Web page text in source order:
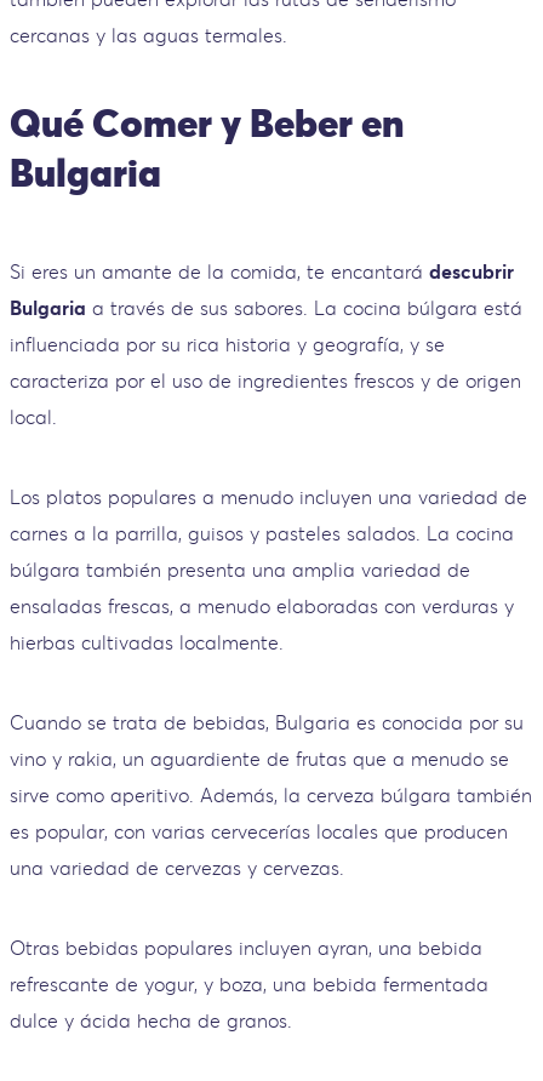
cercanas y las aguas termales.
Qué Comer y Beber en
Bulgaria
Si eres un amante de la comida, te encantará descubrir
Bulgaria a través de sus sabores. La cocina búlgara está
influenciada por su rica historia y geografía, y se
caracteriza por el uso de ingredientes frescos y de origen
local.
Los platos populares a menudo incluyen una variedad de
carnes a la parrilla, guisos y pasteles salados. La cocina
búlgara también presenta una amplia variedad de
ensaladas frescas, a menudo elaboradas con verduras y
hierbas cultivadas localmente.
Cuando se trata de bebidas, Bulgaria es conocida por su
vino y rakia, un aguardiente de frutas que a menudo se
sirve como aperitivo. Además, la cerveza búlgara también
es popular, con varias cervecerías locales que producen
una variedad de cervezas y cervezas.
Otras bebidas populares incluyen ayran, una bebida
refrescante de yogur, y boza, una bebida fermentada
dulce y ácida hecha de granos.